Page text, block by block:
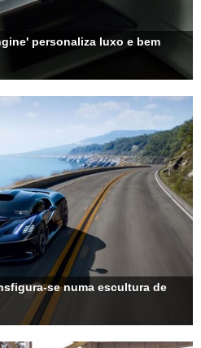
personaliza luxo e bem
se numa escultura de